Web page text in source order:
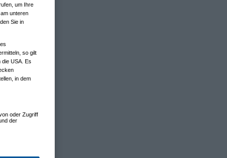
um Ihre
unteren
Sie in
so gilt
die USA. Es
in dem
oder Zugriff
der